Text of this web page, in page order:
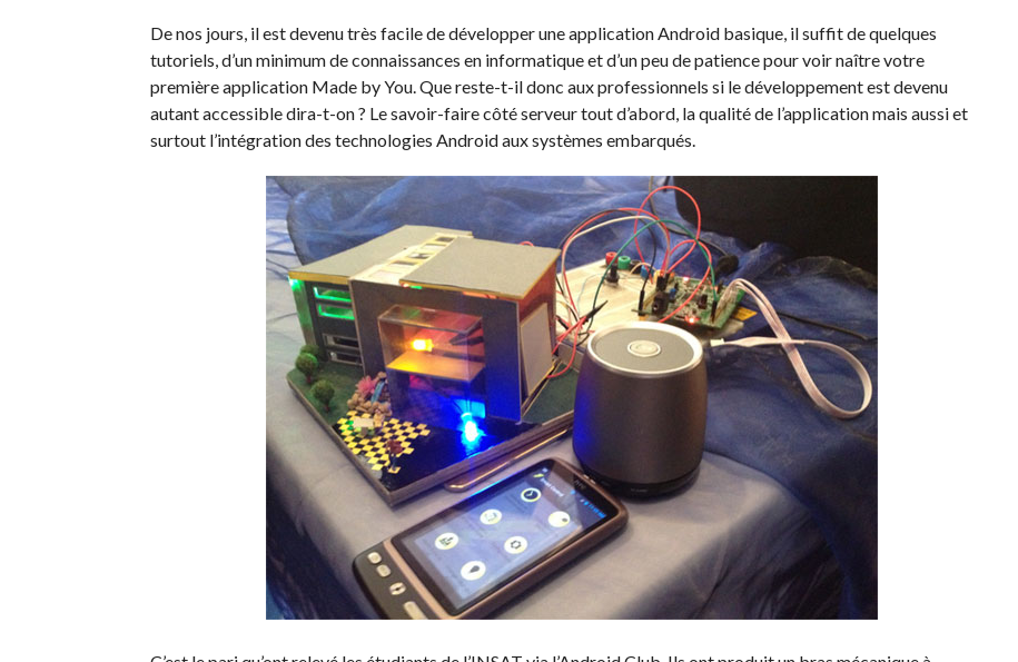
De nos jours, il est devenu très facile de développer une application Android basique, il suffit de quelques
tutoriels, d’un minimum de connaissances en informatique et d’un peu de patience pour voir naître votre
première application Made by You. Que reste-t-il donc aux professionnels si le développement est devenu
autant accessible dira-t-on ? Le savoir-faire côté serveur tout d’abord, la qualité de l’application mais aussi et
surtout l’intégration des technologies Android aux systèmes embarqués.